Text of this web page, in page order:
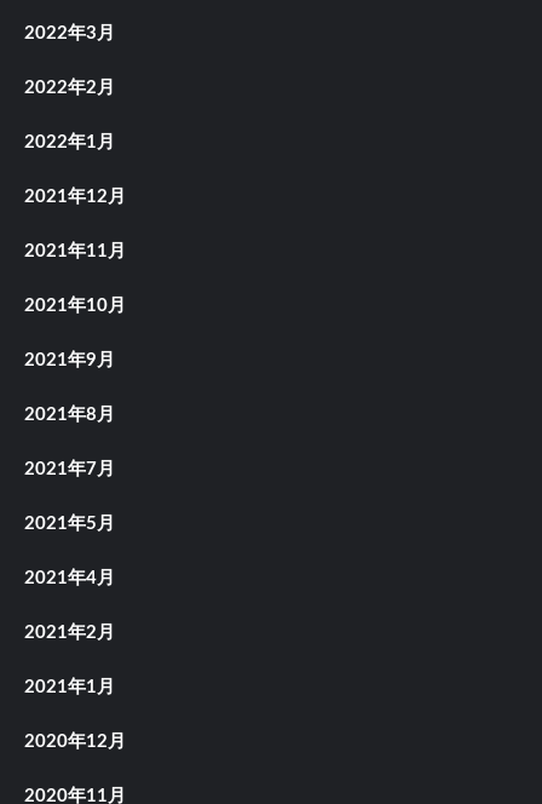
2022年3月
2022年2月
2022年1月
2021年12月
2021年11月
2021年10月
2021年9月
2021年8月
2021年7月
2021年5月
2021年4月
2021年2月
2021年1月
2020年12月
2020年11月